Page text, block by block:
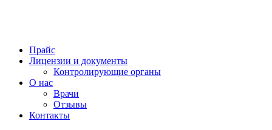
Прайс
Лицензии и документы
Контролирующие органы
О нас
Врачи
Отзывы
Контакты